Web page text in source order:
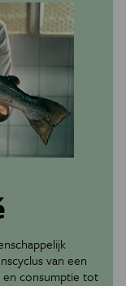
van een
consumptie tot